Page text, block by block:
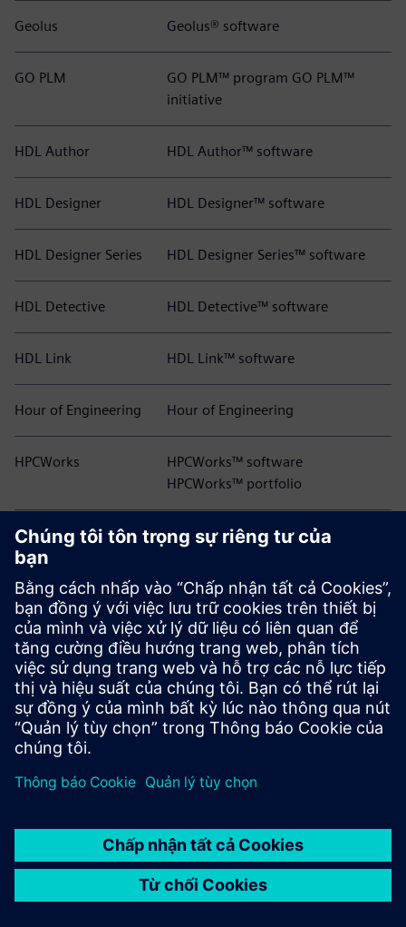
Geolus Geolus® software
GO PLM
GO PLM™ program GO PLM™
initiative
HDL Author HDL Author™ software
HDL Designer HDL Designer™ software
HDL Designer Series HDL Designer Series™ software
HDL Detective HDL Detective™ software
HDL Link HDL Link™ software
Hour of Engineering Hour of Engineering
HPCWorks
HPCWorks™ software
HPCWorks™ portfolio
HPCWorks Access HPCWorks™ Access software
HPCWorks Allocator HPCWorks™ Allocator software
HPCWorks Breeze HPCWorks™ Breeze™ software
HPCWorks Control HPCWorks™ Control software
HPCWorks Desktop
Analytics
HPCWorks™ Desktop Software
HPCWorks Flowtracer HPCWorks™ Flowtracer™ software
HPCWorks Grid Engine HPCWorks™ Grid Engine™ software